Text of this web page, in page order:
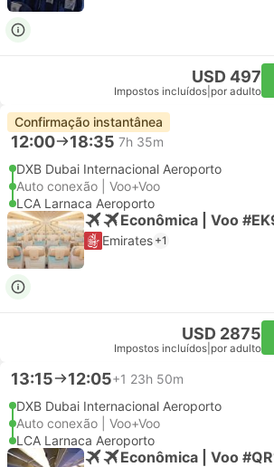
USD 497
Impostos incluídos por adulto
Confirmação instantânea
12:00 18:35 7h 35m
DXB Dubai Internacional Aeroporto
Auto conexão | Voo+Voo
LCA Larnaca Aeroporto
Econômica | Voo
Emirates +1
USD 2875
Impostos incluídos por adulto
13:15 12:05+1 23h 50m
DXB Dubai Internacional Aeroporto
Auto conexão | Voo+Voo
LCA Larnaca Aeroporto
Econômica | Voo